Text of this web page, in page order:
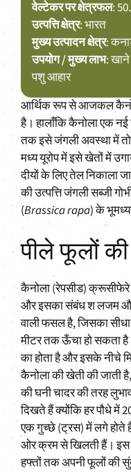
वेल्टेकर पर क्षेत्रफल:
उत्पत्ति क्षेत्र: भारत
मुख्य उत्पादन क्षेत्र:
उपयोग / मुख्य लाभ:
पशु आहार
आर्थिक रूप से आजकल
है। हालाँकि कैनोला एक
तक इसे जंगली अवस्था में
मध्य यूरोप में इसे खेतों में
दीयों के लिए तेल निकाला
की उत्पत्ति जंगली सब्जी
(Brassica rapa) के
पीले फूलों
कैनोला (रेपसीड) क्रूसीफेरे
और इसका संबंध श लजम और
वाली फसल है, जिसका
मीटर तक ऊँचा हो सकता
का होता है और इसके नीचे
कैनोला की खेती की जाती
की घनी चादर की तरह
दिखते हैं क्योंकि हर पौधे
एक गुच्छे (ट्रस) में लगे होते
ओर क्रम से खिलती हैं। इस
हफ्तों तक अपनी फूलों की